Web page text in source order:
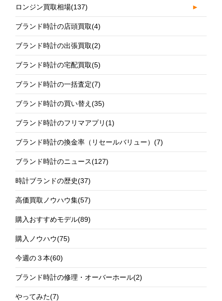
ロンジン買取相場(137) ►
ブランド時計の店頭買取(4)
ブランド時計の出張買取(2)
ブランド時計の宅配買取(5)
ブランド時計の一括査定(7)
ブランド時計の買い替え(35)
ブランド時計のフリマアプリ(1)
ブランド時計の換金率（リセールバリュー）(7)
ブランド時計のニュース(127)
時計ブランドの歴史(37)
高価買取ノウハウ集(57)
購入おすすめモデル(89)
購入ノウハウ(75)
今週の３本(60)
ブランド時計の修理・オーバーホール(2)
やってみた(7)